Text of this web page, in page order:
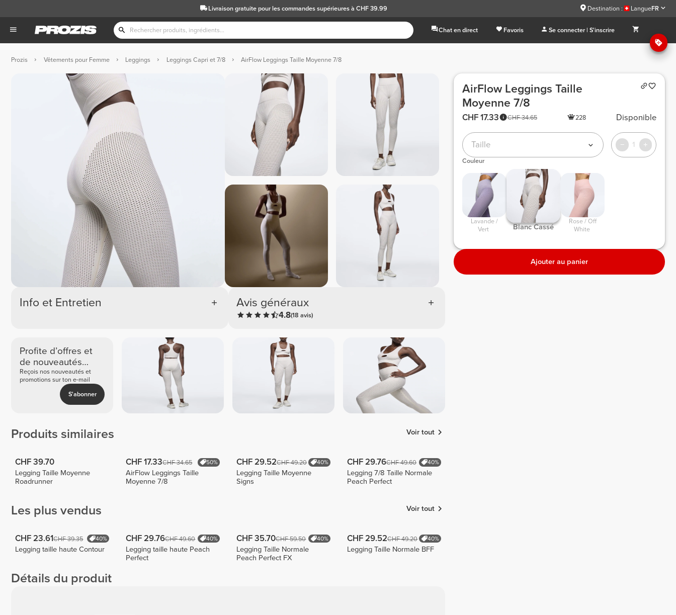
Livraison gratuitepour les commandes supérieures à CHF 39.99 Destination : LangueFR
Chat en direct Favoris Se connecter | S'inscrire
Prozis Vêtements pour Femme Leggings Leggings Capri et 7/8 AirFlow Leggings Taille Moyenne 7/8
Info et Entretien Avis généraux
4.8(18 avis)
Profite d’offres et
de nouveautés
exclusives
Reçois nos nouveautés et
promotions sur ton e-mail
S'abonner
Produits similaires Voir tout
CHF 39.70
Legging Taille Moyenne
Roadrunner
CHF 17.33CHF 34.65 50%
AirFlow Leggings Taille
Moyenne 7/8
CHF 29.52CHF 49.20 40%
Legging Taille Moyenne
Signs
CHF 29.76CHF 49.60 40%
Legging 7/8 Taille Normale
Peach Perfect
Les plus vendus Voir tout
CHF 23.61CHF 39.35 40%
Legging taille haute Contour
CHF 29.76CHF 49.60 40%
Legging taille haute Peach
Perfect
CHF 35.70CHF 59.50 40%
Legging Taille Normale
Peach Perfect FX
CHF 29.52CHF 49.20 40%
Legging Taille Normale BFF
Détails du produit
AirFlow Leggings Taille
Moyenne 7/8
CHF 34.65
CHF 17.33 228 Disponible
Taille 1
Couleur
Vert
Blanc Cassé
White
Ajouter au panier